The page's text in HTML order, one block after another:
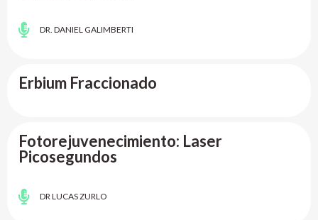
DR. DANIEL GALIMBERTI
Erbium Fraccionado
Fotorejuvenecimiento: Laser
Picosegundos
DR LUCAS ZURLO